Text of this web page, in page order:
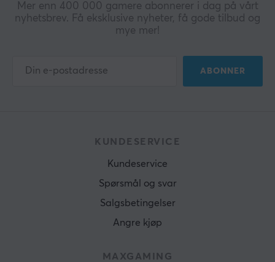
Mer enn 400 000 gamere abonnerer i dag på vårt
nyhetsbrev. Få eksklusive nyheter, få gode tilbud og
mye mer!
ABONNER
KUNDESERVICE
Kundeservice
Spørsmål og svar
Salgsbetingelser
Angre kjøp
MAXGAMING